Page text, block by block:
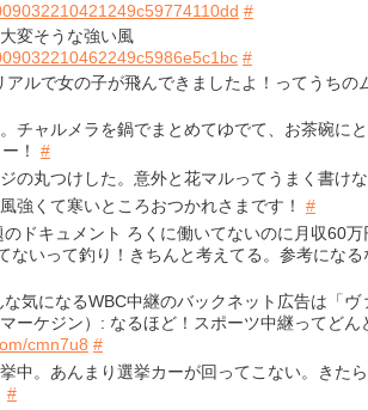
#
変そうな強い風
#
アルで女の子が飛んできましたよ！ってうちの
チャルメラを鍋でまとめてゆでて、お茶碗に
！ #
の丸つけした。意外と花マルってうまく書けな
強くて寒いところおつかれさまです！ #
のドキュメント ろくに働いてないのに月収60万
ないって釣り！きちんと考えてる。参考になる
な気になるWBC中継のバックネット広告は「ヴ
ーケジン）: なるほど！スポーツ中継ってどん
cmn7u8 #
中。あんまり選挙カーが回ってこない。きた
#